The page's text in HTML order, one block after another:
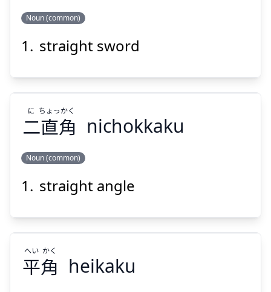
Suspend
ちょく
とう
Suspend
Noun (common)
straight sword
角
ちょっ
かく
二直角
に ちょっかく
nichokkaku
Noun (common)
straight angle
平角
へい かく
heikaku